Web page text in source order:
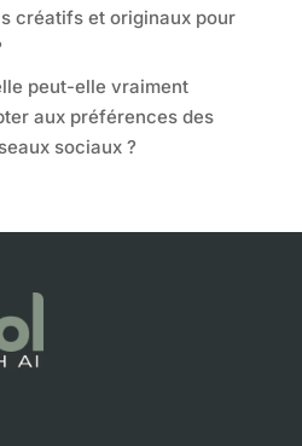
créatifs et originaux pour
peut-elle vraiment
aux préférences des
sociaux ?